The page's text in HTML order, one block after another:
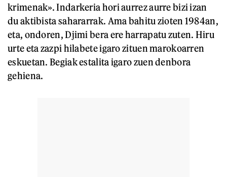
krimenak». Indarkeria hori aurrez aurre bizi izan
du aktibista sahararrak. Ama bahitu zioten 1984an,
eta, ondoren, Djimi bera ere harrapatu zuten. Hiru
urte eta zazpi hilabete igaro zituen marokoarren
eskuetan. Begiak estalita igaro zuen denbora
gehiena.